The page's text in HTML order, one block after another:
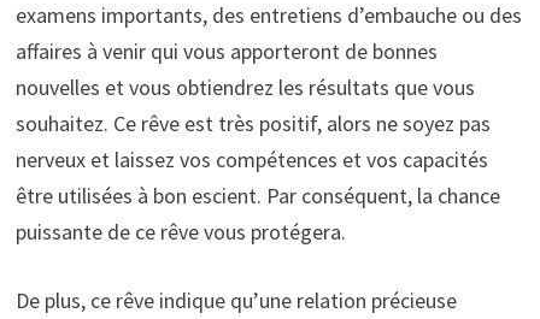
examens importants, des entretiens d’embauche ou des
affaires à venir qui vous apporteront de bonnes
nouvelles et vous obtiendrez les résultats que vous
souhaitez. Ce rêve est très positif, alors ne soyez pas
nerveux et laissez vos compétences et vos capacités
être utilisées à bon escient. Par conséquent, la chance
puissante de ce rêve vous protégera.
De plus, ce rêve indique qu’une relation précieuse